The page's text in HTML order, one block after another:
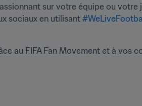
sur votre équipe ou
sociaux en utilisant
au FIFA Fan Movement et à vos